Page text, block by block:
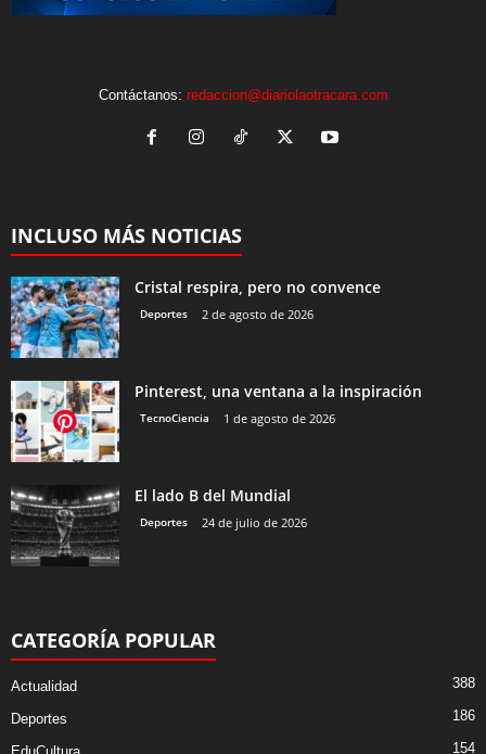
Contáctanos: redaccion@diariolaotracara.com
INCLUSO MÁS NOTICIAS
Cristal respira, pero no convence
Deportes 2 de agosto de 2026
Pinterest, una ventana a la inspiración
TecnoCiencia 1 de agosto de 2026
El lado B del Mundial
Deportes 24 de julio de 2026
CATEGORÍA POPULAR
Actualidad 388
Deportes 186
154